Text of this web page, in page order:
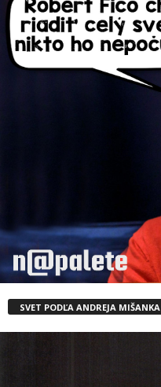
SVET PODĽA ANDREJA MIŠANKA